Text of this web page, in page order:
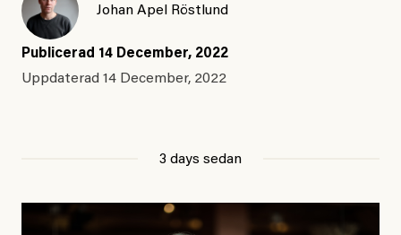
Johan Apel Röstlund
Publicerad 14 December, 2022
Uppdaterad 14 December, 2022
3 days sedan